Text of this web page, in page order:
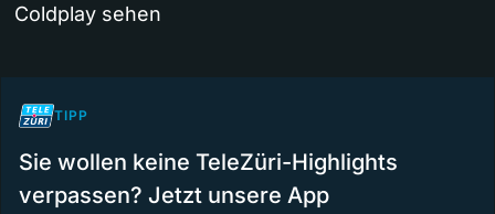
Coldplay sehen
TIPP
Sie wollen keine TeleZüri-Highlights
verpassen? Jetzt unsere App